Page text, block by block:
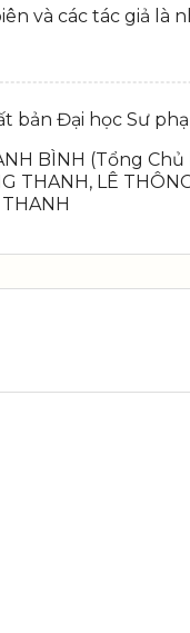
và các tác giả
bản Đại học Sư
BÌNH (Tổng Chủ
THANH, LÊ